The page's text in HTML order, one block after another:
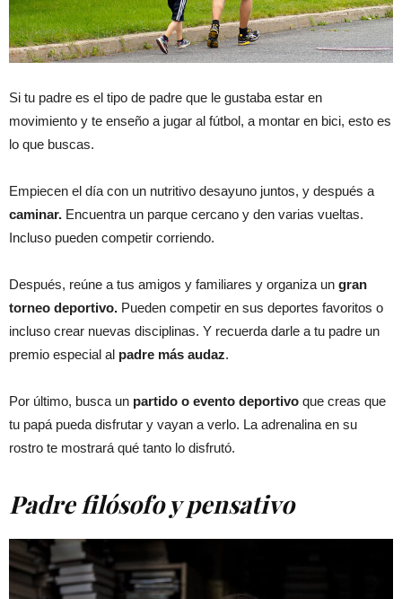
Si tu padre es el tipo de padre que le gustaba estar en
movimiento y te enseño a jugar al fútbol, a montar en bici, esto es
lo que buscas.
Empiecen el día con un nutritivo desayuno juntos, y después a
caminar. Encuentra un parque cercano y den varias vueltas.
Incluso pueden competir corriendo.
Después, reúne a tus amigos y familiares y organiza un gran
torneo deportivo. Pueden competir en sus deportes favoritos o
incluso crear nuevas disciplinas. Y recuerda darle a tu padre un
premio especial al padre más audaz.
Por último, busca un partido o evento deportivo que creas que
tu papá pueda disfrutar y vayan a verlo. La adrenalina en su
rostro te mostrará qué tanto lo disfrutó.
Padre filósofo y pensativo